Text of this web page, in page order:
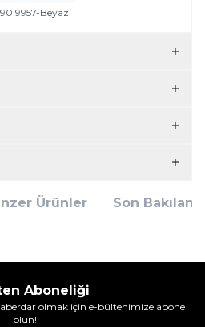
90 9957-Beyaz
Ürünler Son
Aboneliği
olmak için e-bültenimize abone
olun!